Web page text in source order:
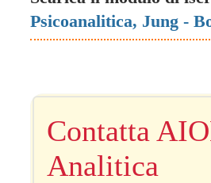
Psicoanalitica, Jung -
Contatta
Analitica